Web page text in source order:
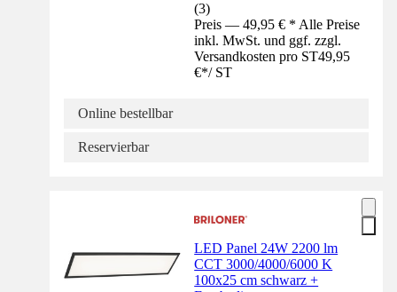
(3)
Preis — 49,95 € * Alle Preise
inkl. MwSt. und ggf. zzgl.
Versandkosten pro ST49,95
€*/ ST
Online bestellbar
Reservierbar
LED Panel 24W 2200 lm
CCT 3000/4000/6000 K
100x25 cm schwarz +